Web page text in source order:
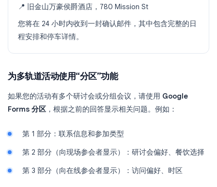
📍 旧金山万豪侯爵酒店，780 Mission St
您将在 24 小时内收到一封确认邮件，其中包含完整的日
程安排和停车详情。
为多轨道活动使用“分区”功能
如果您的活动有多个研讨会或分组会议，请使用 Google
Forms 分区 ，根据之前的回答显示相关问题。例如：
第 1 部分：联系信息和参加类型
第 2 部分（向现场参会者显示）：研讨会偏好、餐饮选择
第 3 部分（向在线参会者显示）：访问偏好、时区